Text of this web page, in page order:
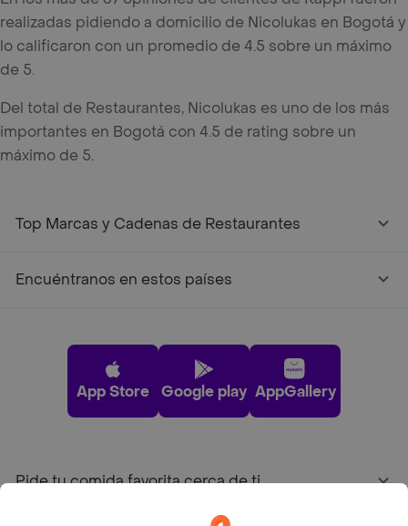
realizadas pidiendo a domicilio de Nicolukas en Bogotá y
lo calificaron con un promedio de 4.5 sobre un máximo
de 5.
Del total de Restaurantes, Nicolukas es uno de los más
importantes en Bogotá con 4.5 de rating sobre un
máximo de 5.
Top Marcas y Cadenas de Restaurantes
Encuéntranos en estos países
App Store Google play AppGallery
Pide tu comida favorita cerca de ti